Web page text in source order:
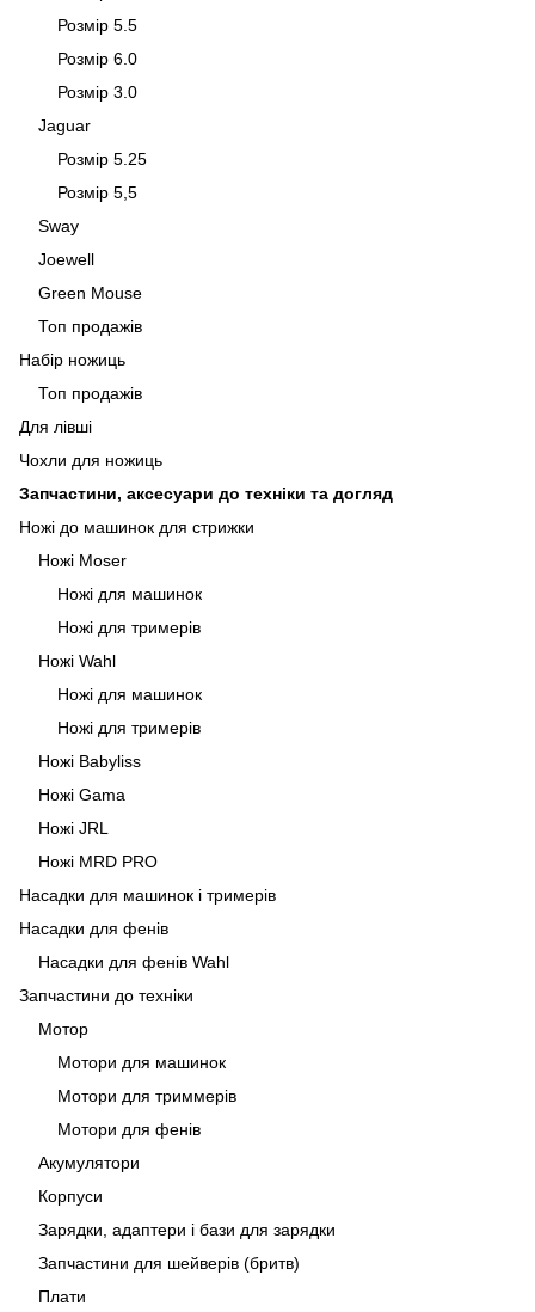
Розмір 5.5
Розмір 6.0
Розмір 3.0
Jaguar
Розмір 5.25
Розмір 5,5
Sway
Joewell
Green Mouse
Топ продажів
Набір ножиць
Топ продажів
Для лівші
Чохли для ножиць
Запчастини, аксесуари до техніки та догляд
Ножі до машинок для стрижки
Ножі Moser
Ножі для машинок
Ножі для тримерів
Ножі Wahl
Ножі для машинок
Ножі для тримерів
Ножі Babyliss
Ножі Gama
Ножі JRL
Ножі MRD PRO
Насадки для машинок і тримерів
Насадки для фенів
Насадки для фенів Wahl
Запчастини до техніки
Мотор
Мотори для машинок
Мотори для триммерів
Мотори для фенів
Акумулятори
Корпуси
Зарядки, адаптери і бази для зарядки
Запчастини для шейверів (бритв)
Плати